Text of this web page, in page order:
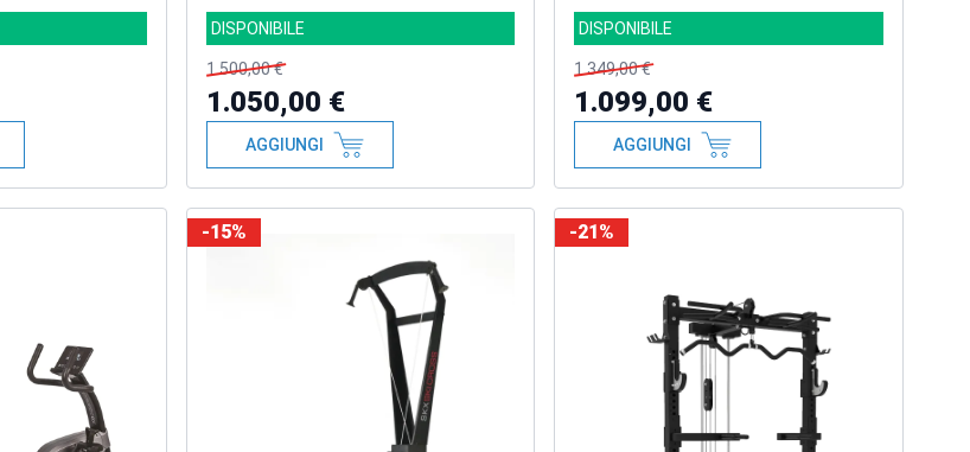
DISPONIBILE
1.500,00 €
1.050,00 €
AGGIUNGI
DISPONIBILE
1.349,00 €
1.099,00 €
AGGIUNGI
-15% -21%